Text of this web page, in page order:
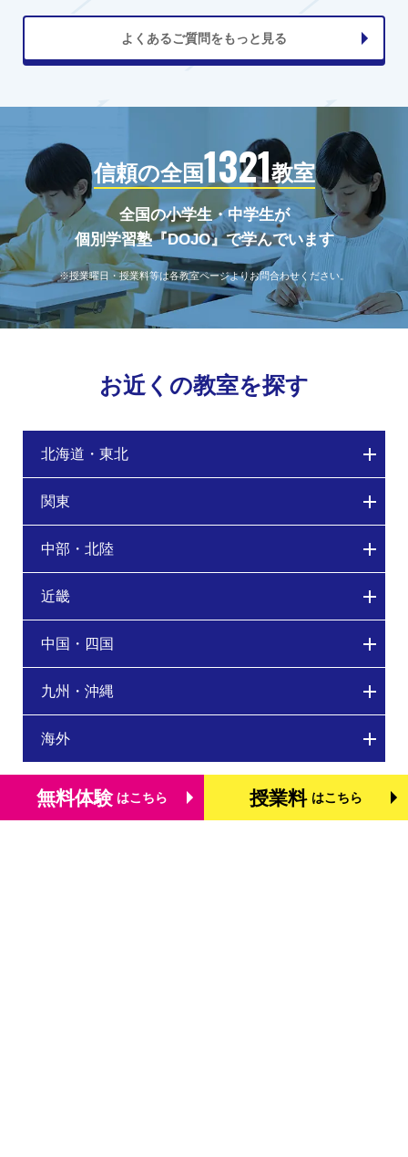
よくあるご質問をもっと見る
信頼の全国1321教室
全国の小学生・中学生が
個別学習塾『DOJO』で学んでいます
※授業曜日・授業料等は各教室ページよりお問合わせください。
お近くの教室を探す
北海道・東北
関東
中部・北陸
近畿
中国・四国
九州・沖縄
海外
無料体験 はこちら 授業料 はこちら